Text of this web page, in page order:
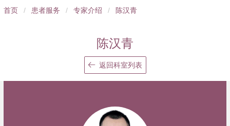
导
首页 / 患者服务 / 专家介绍 / 陈汉青
陈汉青
返回科室列表